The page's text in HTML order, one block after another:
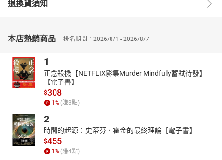
得以一窺上帝宣教的深度與廣度，更讓我們對於宣教的理解與實踐
得到更新與變化。透過本書，我們目睹了這份含括萬有的最偉大使
【作者介紹】
萊特（Christopher J. H. Wright）
萊特（Christopher J. H. Wright），劍橋哲學博士，是「國際靈風合
作夥伴組織」（the Langham Partnership International）的國際事
工主管。曾擔任萬國宣教學院（All Nations Christian College）院
長，也曾在印度普納（Pune）的聯合聖經神學院（Union Biblical
（New International Biblical Commentary）、《聖經信息系列：以
西結書》（
The Message of Ezekiel ）、《基督教舊約倫理學》（
Testament Ethics for the People of God
舊約神學家，也是宣教學者。
退換貨須知
本店熱銷商品 排名期間：2026/8/1 - 2026/8/7
1
正念殺機【NETFLIX影集Murder Mindfully蓄弒待發】
【電子書】
$308
1 % (賺3點)
2
時間的起源：史蒂芬．霍金的最終理論【電子書】
$455
1 % (賺4點)